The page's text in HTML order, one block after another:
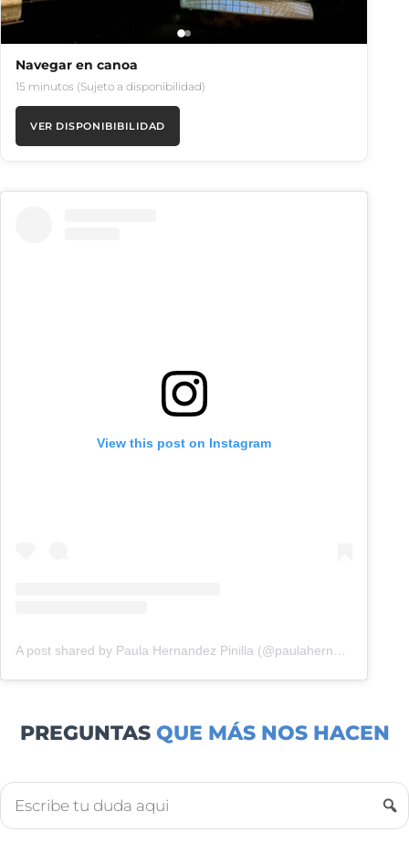
Navegar en canoa
15 minutos (Sujeto a disponibilidad)
VER DISPONIBIBILIDAD
View this post on Instagram
PREGUNTAS QUE MÁS NOS HACEN